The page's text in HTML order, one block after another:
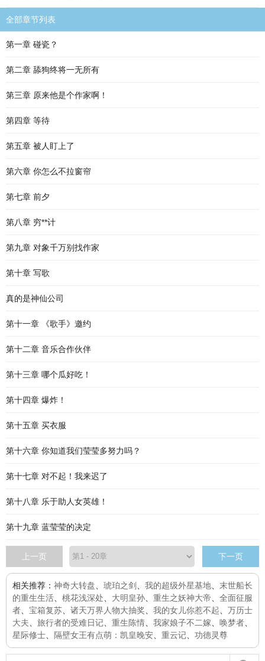
全部章节列表
第一章 碰瓷？
第二章 舔狗终将一无所有
第三章 原来他是个作家啊！
第四章 等待
第五章 被人盯上了
第六章 你怎么不拉窗帘
第七章 前夕
第八章 穷**计
第九章 对象千万别找作家
第十章 写歌
真的是神仙公司
第十一章 《歌手》邀约
第十二章 音乐合作伙伴
第十三章 哪个瓜好吃！
第十四章 爆炸！
第十五章 买衣服
第十六章 你知道我们莹莹多努力吗？
第十七章 对不起！我来迟了
第十八章 乐于助人女英雄！
第十九章 蓝莹莹的决定
上一页 下一页
相关推荐： 神奇大转盘 琥珀之剑 我的超级外星基地
末世船长
的重生生活
桃花浅深处 大明皇孙 重生之妖神大帝
全面征服
者
宝箱复苏 诸天万界人物大抽奖 我的女儿你惹不起
万历士
大夫
旅行者的受难日记 重生陈情 我家娘子不二嫁 唤梦者
星际修士
隔壁女王有点萌：凯皇晚安 重云记 功德灵尊